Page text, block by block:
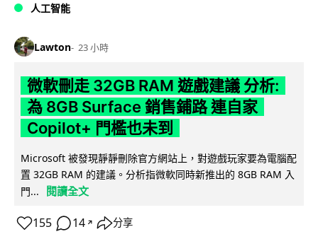
人工智能
Lawton 23 小時
微軟刪走 32GB RAM 遊戲建議 分析:
為 8GB Surface 銷售鋪路 連自家
Copilot+ 門檻也未到
Microsoft 被發現靜靜刪除官方網站上，對遊戲玩家要為電腦配
置 32GB RAM 的建議。分析指微軟同時新推出的 8GB RAM 入
門...
閱讀全文
155 14 ↗ 分享